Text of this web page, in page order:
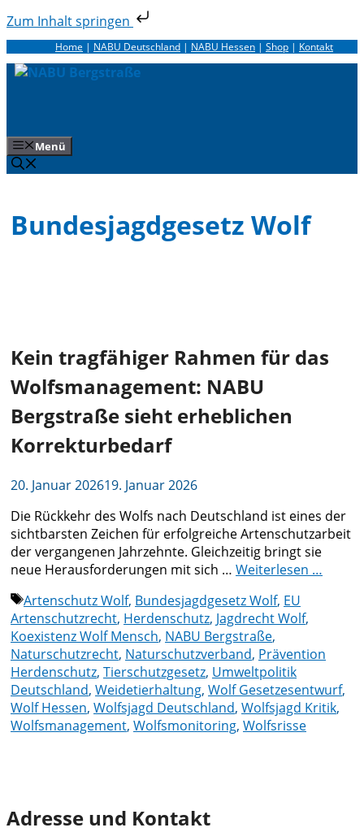
Zum Inhalt springen
Zum
Inhalt
springen
Home | NABU Deutschland | NABU Hessen | Shop | Kontakt
Menü
Bundesjagdgesetz Wolf
Kein tragfähiger Rahmen für das
Wolfsmanagement: NABU
Bergstraße sieht erheblichen
Korrekturbedarf
20. Januar 202619. Januar 2026
Die Rückkehr des Wolfs nach Deutschland ist eines der
sichtbarsten Zeichen für erfolgreiche Artenschutzarbeit
der vergangenen Jahrzehnte. Gleichzeitig bringt sie
neue Herausforderungen mit sich … Weiterlesen …
Schlagwörter
Artenschutz Wolf, Bundesjagdgesetz Wolf, EU
Artenschutzrecht, Herdenschutz, Jagdrecht Wolf,
Koexistenz Wolf Mensch, NABU Bergstraße,
Naturschutzrecht, Naturschutzverband, Prävention
Herdenschutz, Tierschutzgesetz, Umweltpolitik
Deutschland, Weidetierhaltung, Wolf Gesetzesentwurf,
Wolf Hessen, Wolfsjagd Deutschland, Wolfsjagd Kritik,
Wolfsmanagement, Wolfsmonitoring, Wolfsrisse
Adresse und Kontakt